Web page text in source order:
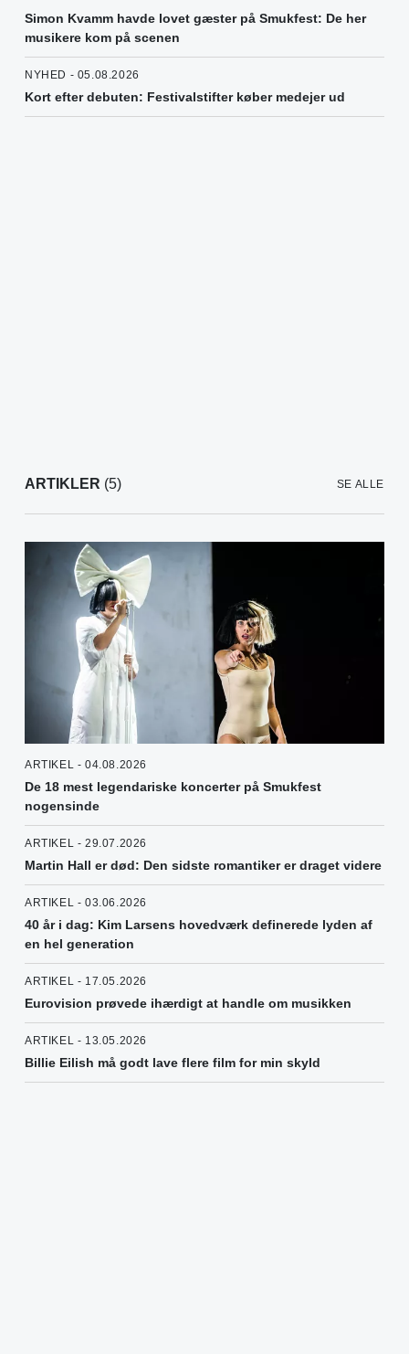
Simon Kvamm havde lovet gæster på Smukfest: De her
musikere kom på scenen
NYHED - 05.08.2026
Kort efter debuten: Festivalstifter køber medejer ud
ARTIKLER (5) SE ALLE
ARTIKEL - 04.08.2026
De 18 mest legendariske koncerter på Smukfest
nogensinde
ARTIKEL - 29.07.2026
Martin Hall er død: Den sidste romantiker er draget videre
ARTIKEL - 03.06.2026
40 år i dag: Kim Larsens hovedværk definerede lyden af
en hel generation
ARTIKEL - 17.05.2026
Eurovision prøvede ihærdigt at handle om musikken
ARTIKEL - 13.05.2026
Billie Eilish må godt lave flere film for min skyld